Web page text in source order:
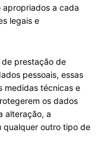
a cada
legais e
prestação de
pessoais, essas
medidas técnicas e
os dados
alteração, a
qualquer outro tipo de